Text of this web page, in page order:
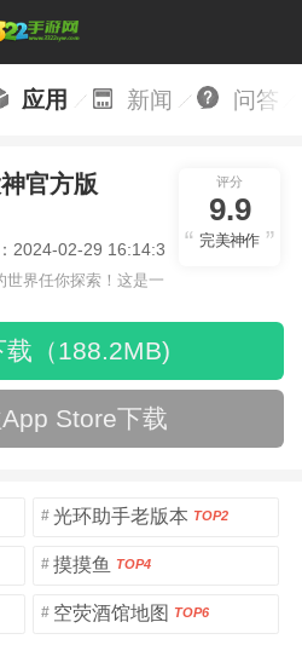
应用 新闻 问答
官方版
2024-02-29 16:14:36
世界任你探索！这是一
评分
9.9
完美神作
载（188.2MB)
Store下载
# 光环助手老版本 TOP2
# 摸摸鱼 TOP4
# 空荧酒馆地图 TOP6